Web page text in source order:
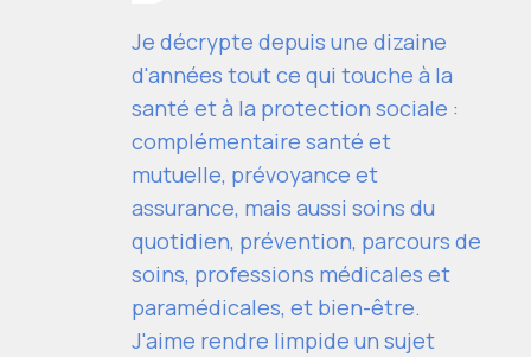
Je décrypte depuis une dizaine
d'années tout ce qui touche à la
santé et à la protection sociale :
complémentaire santé et
mutuelle, prévoyance et
assurance, mais aussi soins du
quotidien, prévention, parcours de
soins, professions médicales et
paramédicales, et bien-être.
J'aime rendre limpide un sujet